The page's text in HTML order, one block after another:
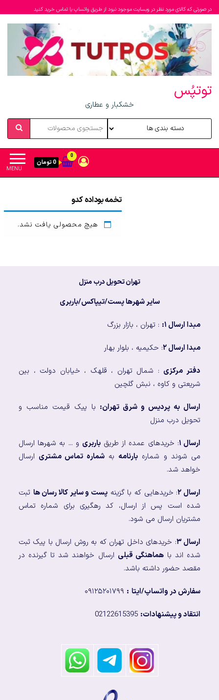
در صورتی که کالای مورد نظر در وبسایت موجود نبود از طریق واتساپ یا تماس خرید کنید
توتپُس
خشکبار و عطاری
MENU
0
0 تومان
تخمه بوداده کدو
هیچ محصولی یافت نشد.
تهران تحویل درب منزل
سایر شهرها پست/تیپاکس/باربری
مبدا ارسال ۱: : تهران ، بازار بزرگ
مبدا ارسال ۲ : حکیمیه ، بلوار بهار
دفتر مرکزی : شمال تهران ، قلهک ، خیابان دولت ، بین
شریعتی و کاوه ، نبش گلچین
ارسال به پردیس و شرق تهران: با پیک قیمت مناسب و
تحویل درب منزل
ارسال ۱ : خریدهای عمده از طریقباربری و ... به شهرها ارسال
می شوند و شماره بارنامه بهشماره تماس مشتری ارسال
خواهد شد.
ارسال ۲ : خریدهایی که با گزینه پست و سایر کالا رسان ها ثبت
شده است پس از ارسال، کد رهگیری برای شماره تماس
مشتریان ارسال می شود.
ارسال ۳
: خریدهای داخل تهران که به روش ارسال با پیک ثبت
شده اند باهماهنگی قبلی ارسال خواهند شد تا گیرنده در
مقصد حضور داشته باشد.
سفارش در واتساپ/ایتا :
انتقاد و پیشنهادات: